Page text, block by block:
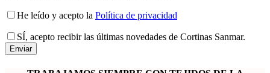
He leído y acepto la Política de privacidad
SÍ, acepto recibir las últimas novedades de Cortinas Sanmar.